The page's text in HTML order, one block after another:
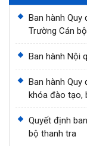
Ban hành
Trường Cán
Ban hành Nội
Ban hành
khóa đào tạo,
Quyết định
bộ thanh tra